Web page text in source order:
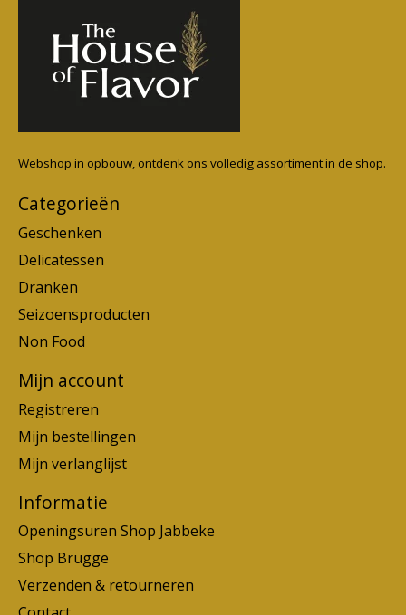
Webshop in opbouw, ontdenk ons volledig assortiment in de shop.
Categorieën
Geschenken
Delicatessen
Dranken
Seizoensproducten
Non Food
Mijn account
Registreren
Mijn bestellingen
Mijn verlanglijst
Informatie
Openingsuren Shop Jabbeke
Shop Brugge
Verzenden & retourneren